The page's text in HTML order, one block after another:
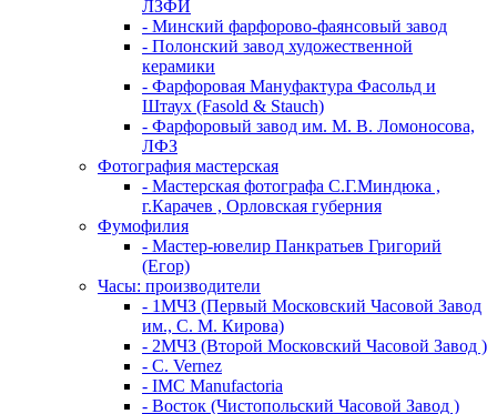
ЛЗФИ
- Минский фарфорово-фаянсовый завод
- Полонский завод художественной
керамики
- Фарфоровая Мануфактура Фасольд и
Штаух (Fasold & Stauch)
- Фарфоровый завод им. М. В. Ломоносова,
ЛФЗ
Фотография мастерская
- Мастерская фотографа С.Г.Миндюка ,
г.Карачев , Орловская губерния
Фумофилия
- Мастер-ювелир Панкратьев Григорий
(Егор)
Часы: производители
- 1МЧЗ (Первый Московский Часовой Завод
им., С. М. Кирова)
- 2МЧЗ (Второй Московский Часовой Завод )
- C. Vernez
- IMC Manufactoria
- Восток (Чистопольский Часовой Завод )